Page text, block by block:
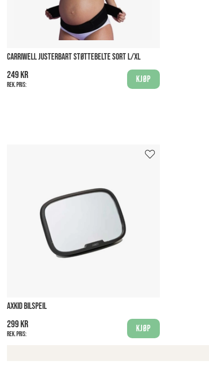
CARRIWELL JUSTERBART STØTTEBELTE SORT L/XL
249 kr
Rek. pris:
Kjøp
AXKID BILSPEIL
299 kr
Rek. pris:
Kjøp